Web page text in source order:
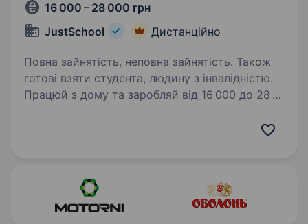
16 000 – 28 000 грн
JustSchool
Дистанційно
Повна зайнятість, неповна зайнятість. Також
готові взяти студента, людину з інвалідністю.
Працюй з дому та заробляй від 16 000 до 28
доступною…